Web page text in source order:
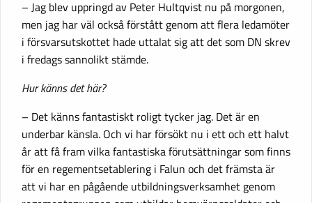
– Jag blev uppringd av Peter Hultqvist nu på morgonen,
men jag har väl också förstått genom att flera ledamöter
i försvarsutskottet hade uttalat sig att det som DN skrev
i fredags sannolikt stämde.
Hur känns det här?
– Det känns fantastiskt roligt tycker jag. Det är en
underbar känsla. Och vi har försökt nu i ett och ett halvt
år att få fram vilka fantastiska förutsättningar som finns
för en regementsetablering i Falun och det främsta är
att vi har en pågående utbildningsverksamhet genom